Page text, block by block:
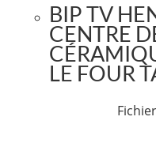
BIP TV
CENTRE
LE FOUR